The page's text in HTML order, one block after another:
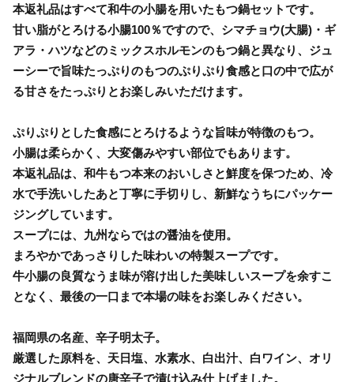
本返礼品はすべて和牛の小腸を用いたもつ鍋セットです。
甘い脂がとろける小腸100％ですので、シマチョウ(大腸)・ギ
アラ・ハツなどのミックスホルモンのもつ鍋と異なり、ジュ
ーシーで旨味たっぷりのもつのぷりぷり食感と口の中で広が
る甘さをたっぷりとお楽しみいただけます。
ぷりぷりとした食感にとろけるような旨味が特徴のもつ。
小腸は柔らかく、大変傷みやすい部位でもあります。
本返礼品は、和牛もつ本来のおいしさと鮮度を保つため、冷
水で手洗いしたあと丁寧に手切りし、新鮮なうちにパッケー
ジングしています。
スープには、九州ならではの醤油を使用。
まろやかであっさりした味わいの特製スープです。
牛小腸の良質なうま味が溶け出した美味しいスープを余すこ
となく、最後の一口まで本場の味をお楽しみください。
福岡県の名産、辛子明太子。
厳選した原料を、天日塩、水素水、白出汁、白ワイン、オリ
ジナルブレンドの唐辛子で漬け込み仕上げました。